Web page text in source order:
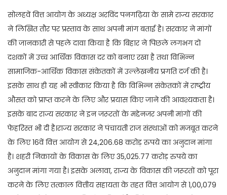
सोलहवें वित्त आयोग के अध्यक्ष अरविंद पनगढ़िया के सामे राज्य सरकार
ने लिखित तौर पर प्रस्ताव के साथ अपनी मांग बताई है। सरकार ने मांगों
की जानकारी से पहले दावा किया है कि बिहार ने पिछले लगभग दो
दशकों में उच्च आर्थिक विकास दर को बनाए रखा है तथा विभिन्न
सामाजिक-आर्थिक विकास संकेतकों में उल्लेखनीय प्रगति दर्ज की है।
इसके साथ ही यह भी स्वीकार किया है कि विभिन्न संकेतकों में राष्ट्रीय
औसत को प्राप्त करने के लिए और प्रयास किए जाने की आवश्यकता है।
इसके बाद राज्य सरकार ने इन जरूरतों के मद्देनजर अपनी मांगों की
फेहरिस्त भी दी है।राज्य सरकार ने पंचायती राज संस्थाओं को मजबूत करने
के लिए 16वें वित्त आयोग से 24,206.68 करोड़ रुपये का अनुदान मांगा
है। शहरी निकायों के विकास के लिए 35,025.77 करोड़ रुपये का
अनुदान मांगा गया है। इसके अलावा, राज्य के विकास की जरूरतों को पूरा
करने के लिए तत्काल वित्तीय सहायता के तहत वित्त आयोग से 1,00,079